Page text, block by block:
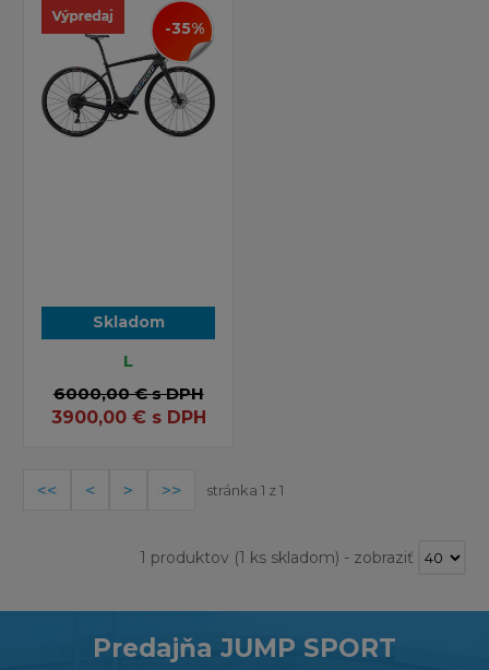
-35%
Skladom
L
6000,00 €s DPH
3900,00€ s DPH
stránka 1 z 1
1 produktov(1 ks skladom) - zobraziť
Predajňa JUMP SPORT